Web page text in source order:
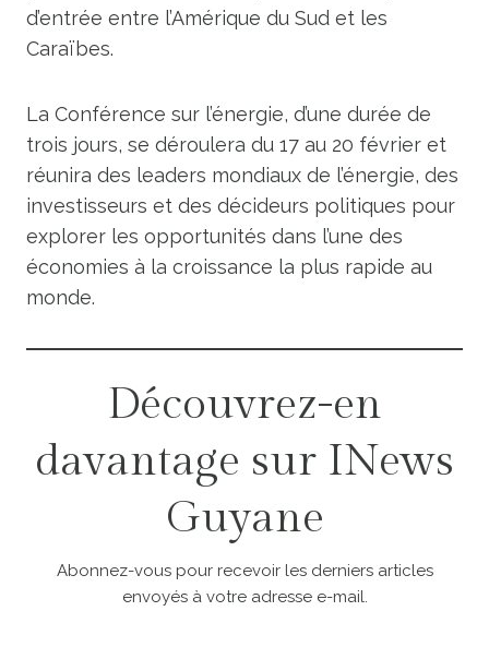
d’entrée entre l’Amérique du Sud et les
Caraïbes.
La Conférence sur l’énergie, d’une durée de
trois jours, se déroulera du 17 au 20 février et
réunira des leaders mondiaux de l’énergie, des
investisseurs et des décideurs politiques pour
explorer les opportunités dans l’une des
économies à la croissance la plus rapide au
monde.
Découvrez-en
davantage sur INews
Guyane
Abonnez-vous pour recevoir les derniers articles
envoyés à votre adresse e-mail.